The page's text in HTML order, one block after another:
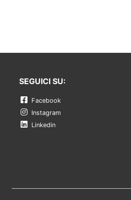
SEGUICI SU:
Facebook
Instagram
Linkedin